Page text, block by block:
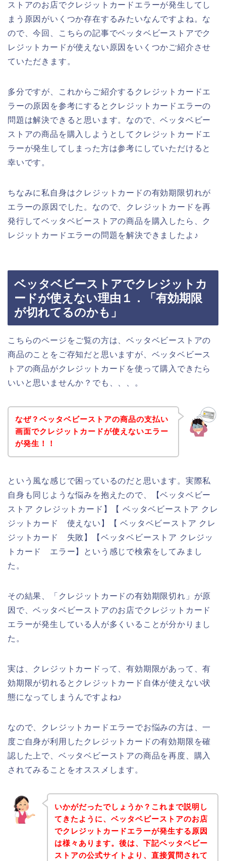
ストアのお店でクレジットカードエラーが発生してし
まう原因がいくつか存在するみたいなんですよね。な
ので、今回、こちらの記事でベッタベビーストアでク
レジットカードが使えない原因をいくつかご紹介させ
ていただきます。
多分ですが、これからご紹介するクレジットカードエ
ラーの原因を参考にするとクレジットカードエラーの
問題は解決できると思います。なので、ベッタベビー
ストアの商品を購入しようとしてクレジットカードエ
ラーが発生してしまった方は参考にしていただけると
幸いです。
ちなみに私自身はクレジットカードの有効期限切れが
エラーの原因でした。なので、クレジットカードを再
発行してベッタベビーストアの商品を購入したら、ク
レジットカードエラーの問題を解決できましたよ♪
ベッタベビーストアでクレジットカ
ードが使えない理由１．「有効期限
が切れてるのかも」
こちらのページをご覧の方は、ベッタベビーストアの
商品のことをご存知だと思いますが、ベッタベビース
トアの商品がクレジットカードを使って購入できたら
いいと思いませんか？でも、、、。
なぜ？ベッタベビーストアの商品の支払い
画面でクレジットカードが使えないエラー
が発生！！
という風な感じで困っているのだと思います。実際私
自身も同じような悩みを抱えたので、【ベッタベビー
ストア クレジットカード】【 ベッタベビーストア クレ
ジットカード 使えない】【 ベッタベビーストア クレ
ジットカード 失敗】【ベッタベビーストア クレジッ
トカード エラー】という感じで検索をしてみまし
た。
その結果、「クレジットカードの有効期限切れ」が原
因で、ベッタベビーストアのお店でクレジットカード
エラーが発生している人が多くいることが分かりまし
た。
実は、クレジットカードって、有効期限があって、有
効期限が切れるとクレジットカード自体が使えない状
態になってしまうんですよね♪
なので、クレジットカードエラーでお悩みの方は、一
度ご自身が利用したクレジットカードの有効期限を確
認した上で、ベッタベビーストアの商品を再度、購入
されてみることをオススメします。
いかがだったでしょうか？これまで説明し
てきたように、ベッタベビーストアのお店
でクレジットカードエラーが発生する原因
は様々あります。後は、下記ベッタベビー
ストアの公式サイトより、直接質問されて